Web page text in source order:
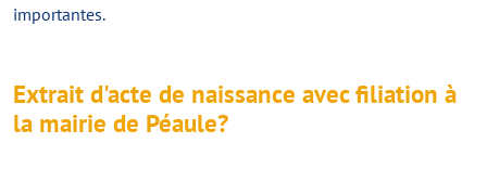
importantes.
Extrait d'acte de naissance avec filiation à
la mairie de Péaule?